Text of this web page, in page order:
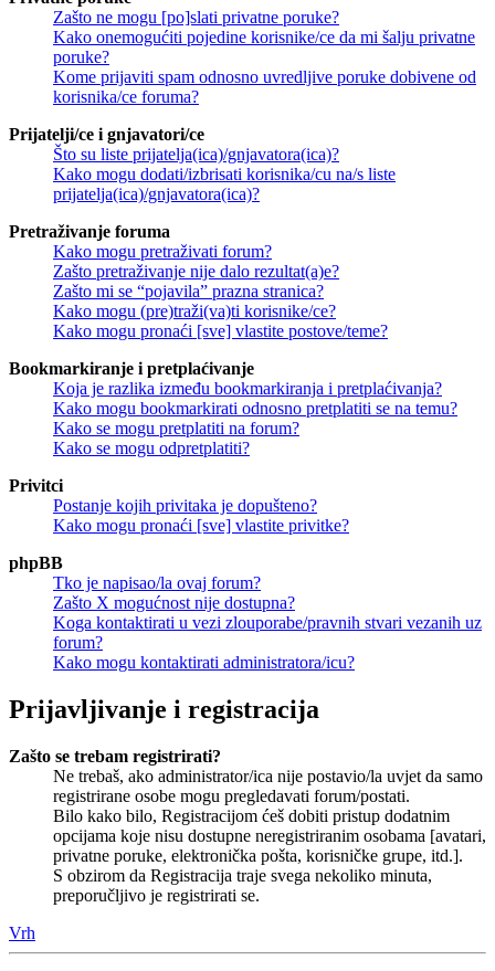
Zašto ne mogu [po]slati privatne poruke?
Kako onemogućiti pojedine korisnike/ce da mi šalju privatne
poruke?
Kome prijaviti spam odnosno uvredljive poruke dobivene od
korisnika/ce foruma?
Prijatelji/ce i gnjavatori/ce
Što su liste prijatelja(ica)/gnjavatora(ica)?
Kako mogu dodati/izbrisati korisnika/cu na/s liste
prijatelja(ica)/gnjavatora(ica)?
Pretraživanje foruma
Kako mogu pretraživati forum?
Zašto pretraživanje nije dalo rezultat(a)e?
Zašto mi se “pojavila” prazna stranica?
Kako mogu (pre)traži(va)ti korisnike/ce?
Kako mogu pronaći [sve] vlastite postove/teme?
Bookmarkiranje i pretplaćivanje
Koja je razlika između bookmarkiranja i pretplaćivanja?
Kako mogu bookmarkirati odnosno pretplatiti se na temu?
Kako se mogu pretplatiti na forum?
Kako se mogu odpretplatiti?
Privitci
Postanje kojih privitaka je dopušteno?
Kako mogu pronaći [sve] vlastite privitke?
phpBB
Tko je napisao/la ovaj forum?
Zašto X mogućnost nije dostupna?
Koga kontaktirati u vezi zlouporabe/pravnih stvari vezanih uz
forum?
Kako mogu kontaktirati administratora/icu?
Prijavljivanje i registracija
Zašto se trebam registrirati?
Ne trebaš, ako administrator/ica nije postavio/la uvjet da samo
registrirane osobe mogu pregledavati forum/postati.
Bilo kako bilo, Registracijom ćeš dobiti pristup dodatnim
opcijama koje nisu dostupne neregistriranim osobama [avatari,
privatne poruke, elektronička pošta, korisničke grupe, itd.].
S obzirom da Registracija traje svega nekoliko minuta,
preporučljivo je registrirati se.
Vrh